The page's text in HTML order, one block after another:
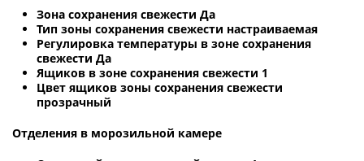
Зона сохранения свежести Да
Тип зоны сохранения свежести настраиваемая
Регулировка температуры в зоне сохранения
свежести Да
Ящиков в зоне сохранения свежести 1
Цвет ящиков зоны сохранения свежести
прозрачный
Отделения в морозильной камере